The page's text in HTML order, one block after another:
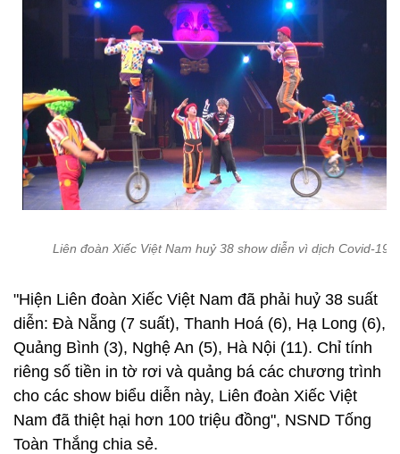
Liên đoàn Xiếc Việt Nam huỷ 38 show diễn vì dịch Covid-19.
"Hiện Liên đoàn Xiếc Việt Nam đã phải huỷ 38 suất
diễn: Đà Nẵng (7 suất), Thanh Hoá (6), Hạ Long (6),
Quảng Bình (3), Nghệ An (5), Hà Nội (11). Chỉ tính
riêng số tiền in tờ rơi và quảng bá các chương trình
cho các show biểu diễn này, Liên đoàn Xiếc Việt
Nam đã thiệt hại hơn 100 triệu đồng", NSND Tống
Toàn Thắng chia sẻ.